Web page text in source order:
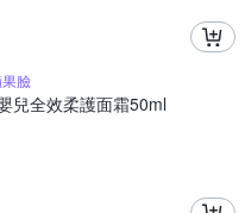
臉
兒全效柔護面霜50ml